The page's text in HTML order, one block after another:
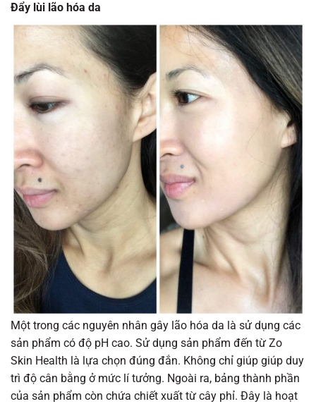
Đẩy lùi lão hóa da
Một trong các nguyên nhân gây lão hóa da là sử dụng các
sản phẩm có độ pH cao. Sử dụng sản phẩm đến từ Zo
Skin Health là lựa chọn đúng đắn. Không chỉ giúp giúp duy
trì độ cân bằng ở mức lí tưởng. Ngoài ra, bảng thành phần
của sản phẩm còn chứa chiết xuất từ cây phỉ. Đây là hoạt